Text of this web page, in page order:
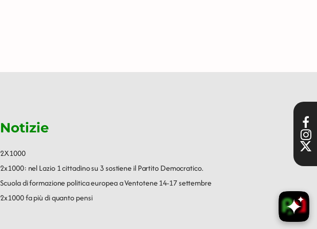
Notizie
2X1000
2x1000: nel Lazio 1 cittadino su 3 sostiene il Partito Democratico.
Scuola di formazione politica europea a Ventotene 14-17 settembre
2x1000 fa più di quanto pensi